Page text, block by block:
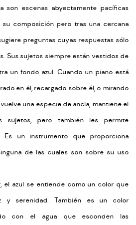
son escenas abyectamente pacíficas
composición pero tras una cercana
preguntas cuyas respuestas sólo
Sus sujetos siempre están vestidos de
un fondo azul. Cuando un piano está
en él, recargado sobre él, o mirando
una especie de ancla, mantiene el
sujetos, pero también les permite
Es un instrumento que proporciona
de las cuales son sobre su uso
el azul se entiende como un color que
y serenidad. También es un color
con el agua que esconden las